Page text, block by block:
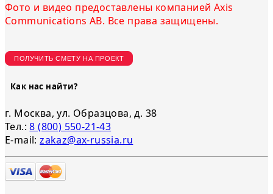
Фото и видео предоставлены компанией Axis
Communications AB. Все права защищены.
ПОЛУЧИТЬ СМЕТУ НА ПРОЕКТ
Как нас найти?
г. Москва, ул. Образцова, д. 38
Тел.:8 (800) 550-21-43
E-mail:zakaz@ax-russia.ru